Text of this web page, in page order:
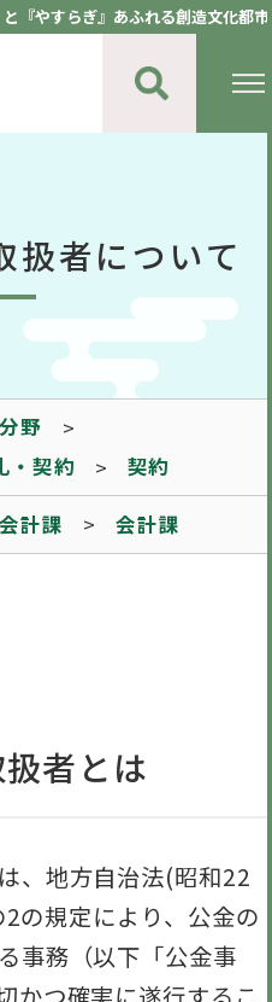
『やすらぎ』あふれる創造文化都市
扱者について
分野
・契約
契約
会計課 会計課
者とは
、地方自治法(昭和22
の規定により、公金の
事務（以下「公金事